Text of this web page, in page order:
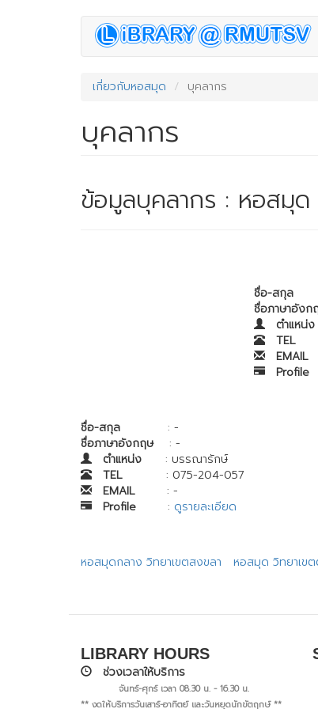
เกี่ยวกับหอสมุด บุคลากร
บุคลากร
ข้อมูลบุคลากร : หอสมุด
ชื่อ-สกุล
ชื่อภาษาอังก
ตำแหน่ง
TEL :
EMAIL
Profile
ชื่อ-สกุล
: -
ชื่อภาษาอังกฤษ: -
ตำแหน่ง : บรรณารักษ์
TEL : 075-204-057
EMAIL : -
Profile : ดูรายละเอียด
หอสมุดกลาง วิทยาเขตสงขลา หอสมุด วิทยาเข
LIBRARY HOURS
ช่วงเวลาให้บริการ
จันทร์-ศุกร์ เวลา 08.30 น. - 16.30 น.
** งดให้บริการวันเสาร์-อาทิตย์ และวันหยุดนักขัตฤกษ์ **